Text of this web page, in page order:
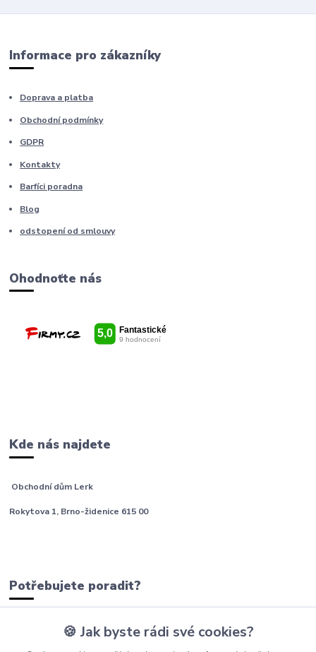
Informace pro zákazníky
Doprava a platba
Obchodní podmínky
GDPR
Kontakty
Barfíci poradna
Blog
odstopení od smlouvy
Ohodnoťte nás
Kde nás najdete
Obchodní dům Lerk
Rokytova 1, Brno-židenice 615 00
Potřebujete poradit?
🍪 Jak byste rádi své cookies?